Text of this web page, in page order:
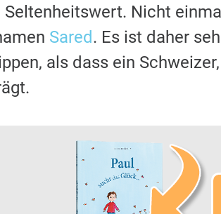
Seltenheitswert. Nicht
Sared. Es ist daher
als dass ein